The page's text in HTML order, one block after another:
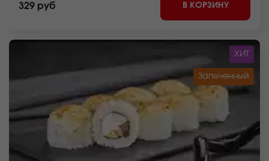
329 руб В КОРЗИНУ
ХИТ
Запеченный